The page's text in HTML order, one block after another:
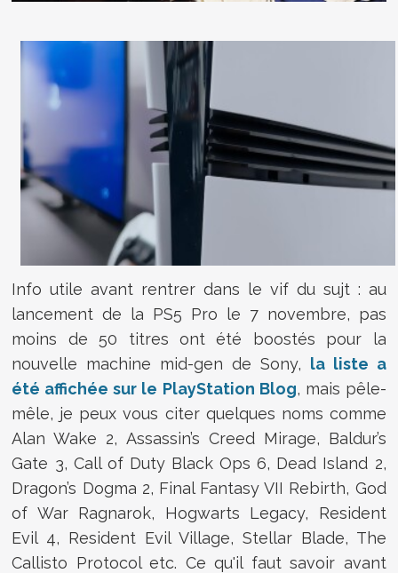
Info utile avant rentrer dans le vif du sujt : au
lancement de la PS5 Pro le 7 novembre, pas
moins de 50 titres ont été boostés pour la
nouvelle machine mid-gen de Sony, la liste a
été affichée sur le PlayStation Blog, mais pêle-
mêle, je peux vous citer quelques noms comme
Alan Wake 2, Assassin’s Creed Mirage, Baldur’s
Gate 3, Call of Duty Black Ops 6, Dead Island 2,
Dragon’s Dogma 2, Final Fantasy VII Rebirth, God
of War Ragnarok, Hogwarts Legacy, Resident
Evil 4, Resident Evil Village, Stellar Blade, The
Callisto Protocol etc. Ce qu'il faut savoir avant